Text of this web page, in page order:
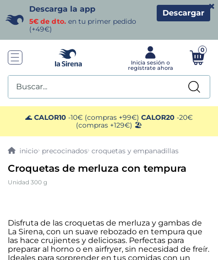
Descarga la app
5€ de dto. en tu primer pedido
(+49€)
Descargar
×
0
Buscar...
🌊 CALOR10 -10€ (compras +99€) CALOR20 -20€
(compras +129€) 🏖️
precocinados croquetas y empanadillas
Croquetas de merluza con tempura
Unidad 300 g
Disfruta de las croquetas de merluza y gambas de
La Sirena, con un suave rebozado en tempura que
las hace crujientes y deliciosas. Perfectas para
preparar al horno o en airfryer, sin necesidad de freír.
Ideales para sorprender en tus comidas con un
TÉRMINOS MÁS BUSCADOS
1. helados sirena
3 patatas
5. verduras
6. croquetas